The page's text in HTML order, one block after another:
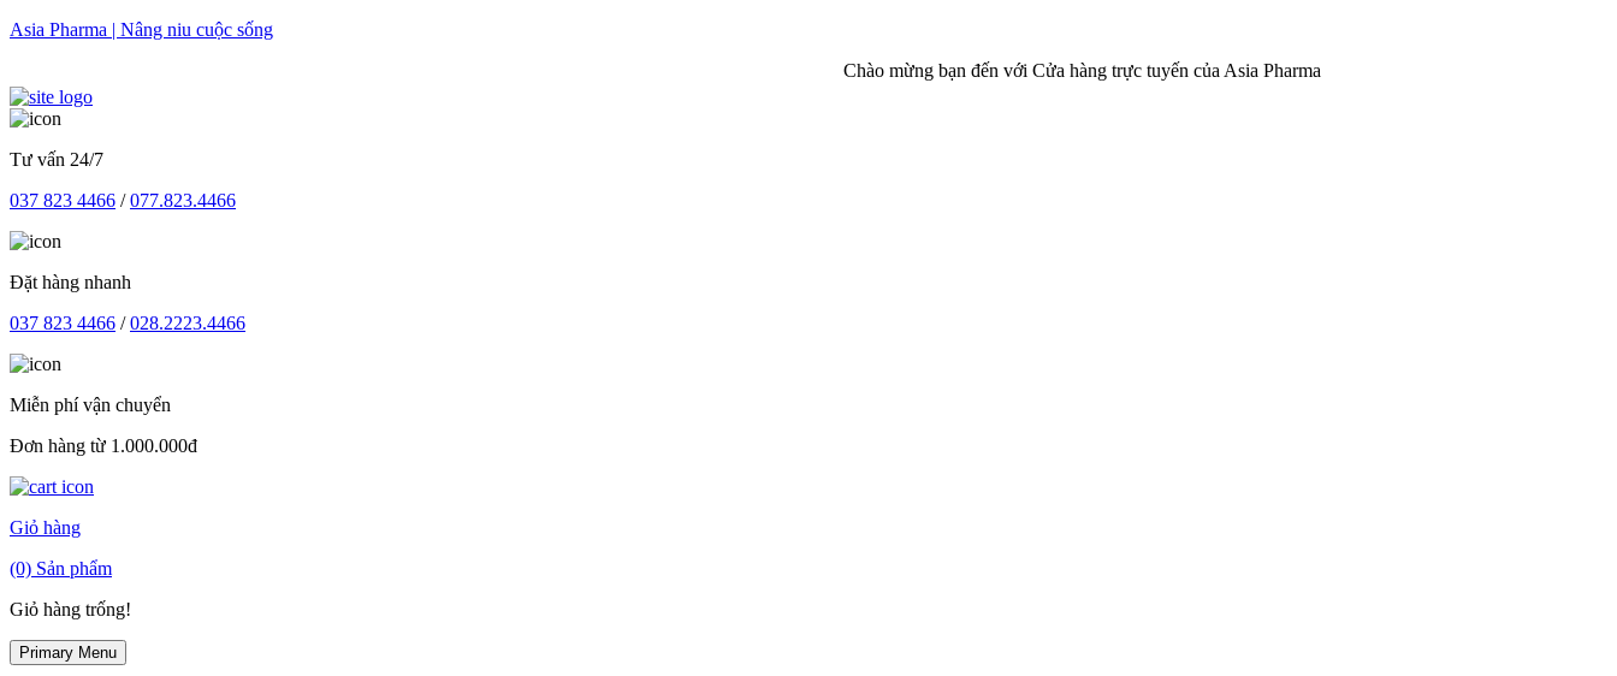
Skip
Asia Pharma | Nâng niu cuộc sống
Chào mừng bạn đến với Cửa hàng trực tuyến của Asia Pharma
Tư vấn 24/7
037 823 4466 /077.823.4466
Đặt hàng nhanh
037 823 4466 /028.2223.4466
Miễn phí vận chuyển
Đơn hàng từ 1.000.000đ
Giỏ hàng
(0) Sản phẩm
Giỏ hàng trống!
Primary Menu